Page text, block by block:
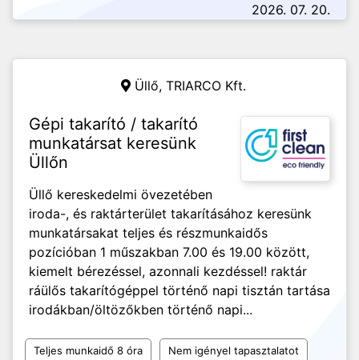
2026. 07. 20.
Üllő, TRIARCO Kft.
Gépi takarító / takarító
munkatársat keresünk
Üllőn
Üllő kereskedelmi övezetében
iroda-, és raktárterület takarításához keresünk
munkatársakat teljes és részmunkaidős
pozícióban 1 műszakban 7.00 és 19.00 között,
kiemelt bérezéssel, azonnali kezdéssel! raktár
ráülős takarítógéppel történő napi tisztán tartása
irodákban/öltözőkben történő napi...
Teljes munkaidő 8 óra Nem igényel tapasztalatot